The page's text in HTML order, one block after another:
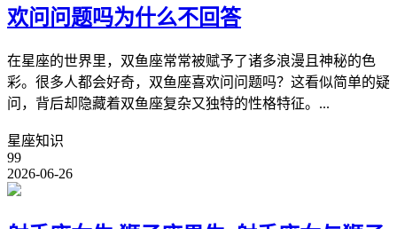
欢问问题吗为什么不回答
在星座的世界里，双鱼座常常被赋予了诸多浪漫且神秘的色
彩。很多人都会好奇，双鱼座喜欢问问题吗？这看似简单的疑
问，背后却隐藏着双鱼座复杂又独特的性格特征。...
星座知识
99
2026-06-26